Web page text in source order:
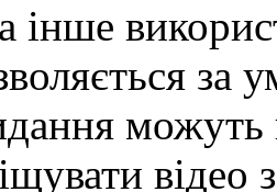
інше
можуть
відео